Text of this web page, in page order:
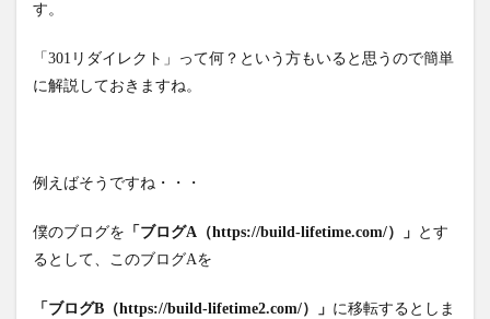
す。
「301リダイレクト」って何？という方もいると思うので簡単
に解説しておきますね。
例えばそうですね・・・
僕のブログを 「ブログA（https://build-lifetime.com/）」 とす
るとして、このブログAを
「ブログB（https://build-lifetime2.com/）」 に移転するとしま